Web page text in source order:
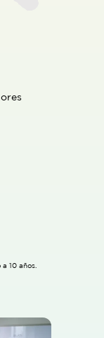
10 años.